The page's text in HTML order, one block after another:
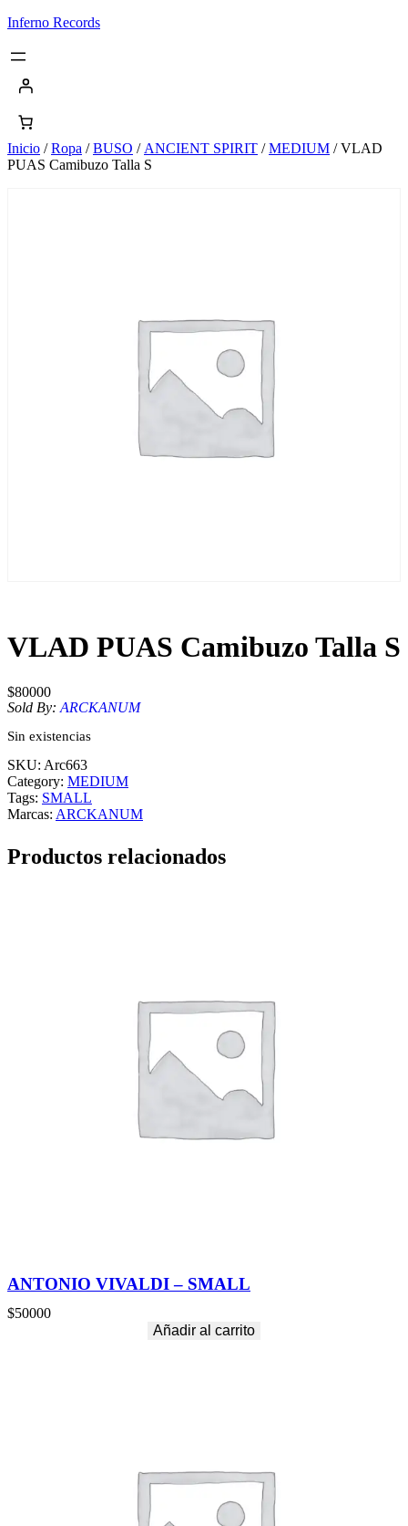
Saltar
contenido
Inferno Records
Inicio /Ropa /BUSO / ANCIENT SPIRIT /MEDIUM / VLAD
PUAS Camibuzo Talla S
VLAD PUAS Camibuzo Talla S
$80000
Sold By: ARCKANUM
Sin existencias
SKU: Arc663
Category: MEDIUM
Tags: SMALL
Marcas: ARCKANUM
Productos relacionados
ANTONIO VIVALDI – SMALL
$50000
Añadir al carrito